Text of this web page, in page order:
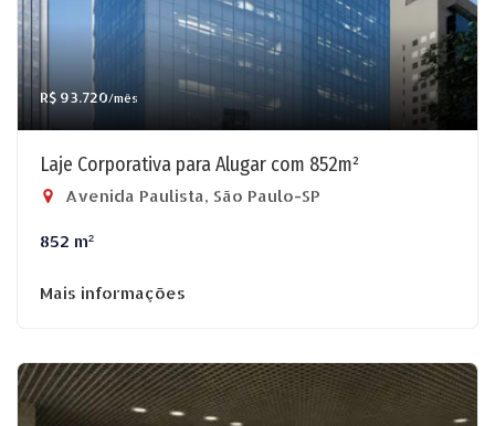
R$ 93.720/mês
Laje Corporativa para Alugar com 852m²
Avenida Paulista, São Paulo-SP
852 m²
Mais informações